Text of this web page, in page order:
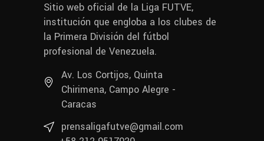
Sitio web oficial de la Liga FUTVE,
institución que engloba a los clubes de
la Primera División del fútbol
profesional de Venezuela.
Av. Los Cortijos, Quinta
Chirimena, Campo Alegre -
Caracas
prensaligafutve@gmail.com